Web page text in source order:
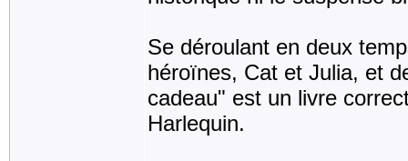
Se déroulant en deux
héroïnes, Cat et Julia, et
cadeau" est un livre
Harlequin.